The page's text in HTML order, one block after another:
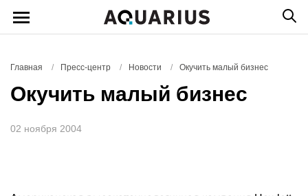
Главная / Пресс-центр / Новости / Окучить малый бизнес
Окучить малый бизнес
02 ноября 2004